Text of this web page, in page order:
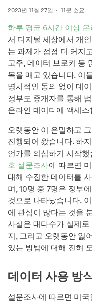
2023년 11월 27일 11분 소요
하루 평균 6시간 이상
서 디지털 세상에서 개
는 과제가 점점 더 커지
고주, 데이터 브로커 등
목을 매고 있습니다. 이
명시적인 동의 없이 데
정부도 중개자를 통해
온라인 데이터에 액세
오랫동안 이 은밀하고
진행되어 왔습니다. 하
언가를 의심하기 시작했
호 설문조사에 따르면
대해 수집한 데이터를
며, 10명 중 7명은 정부
것으로 나타났습니다.
에 관심이 많다는 것을
사실은 대다수가 실제
지, 그리고 오랫동안 잃
있는 방법에 대해 전혀
데이터 사용 방
설문조사에 따르면 미